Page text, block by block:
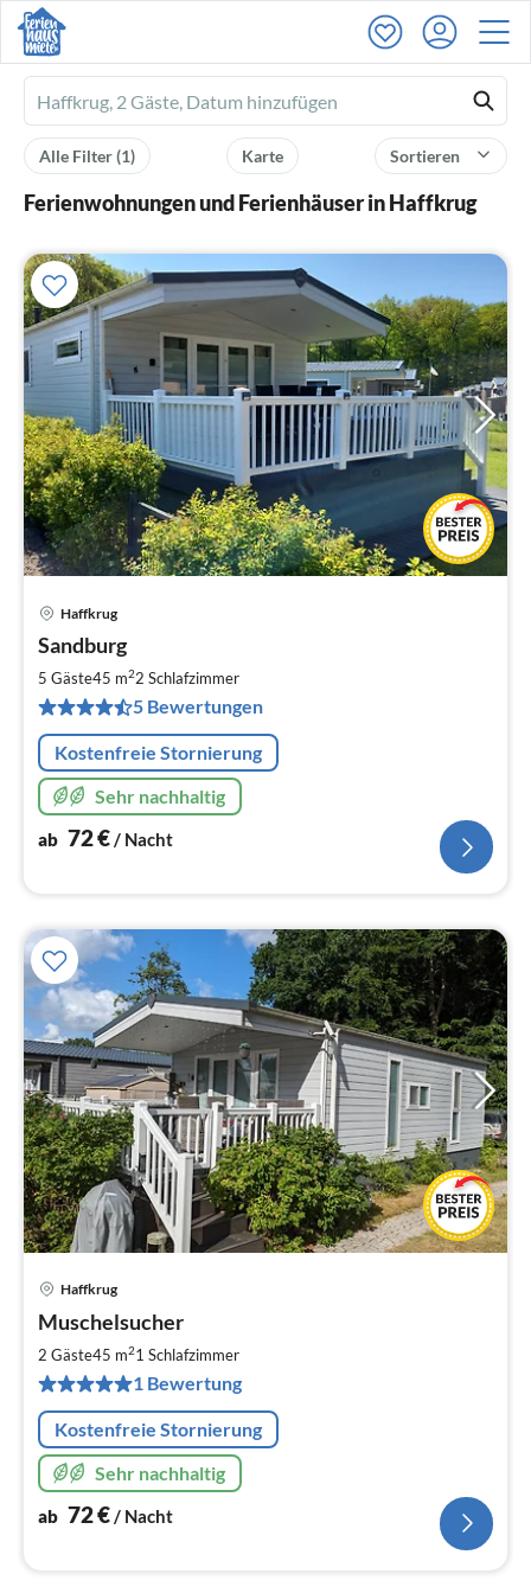
Ferienhausmiete
logo
Sortieren
Karte
Alle Filter(1)
Ferienwohnungen und Ferienhäuser in Haffkrug
Haffkrug
Sandburg
5 Gäste45 m22 Schlafzimmer
5 Bewertungen
Kostenfreie Stornierung
Sehr nachhaltig
ab 72€/ Nacht
Haffkrug
Muschelsucher
2 Gäste45 m21 Schlafzimmer
1 Bewertung
Kostenfreie Stornierung
Sehr nachhaltig
ab 72€/ Nacht